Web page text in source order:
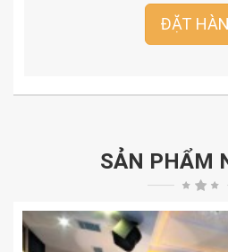
ĐẶT
SẢN PHẨM